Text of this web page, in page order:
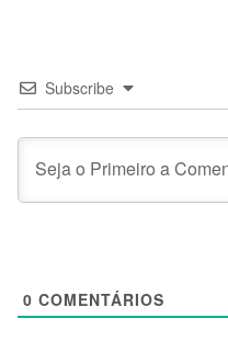
Subscribe
0 COMENTÁRIOS